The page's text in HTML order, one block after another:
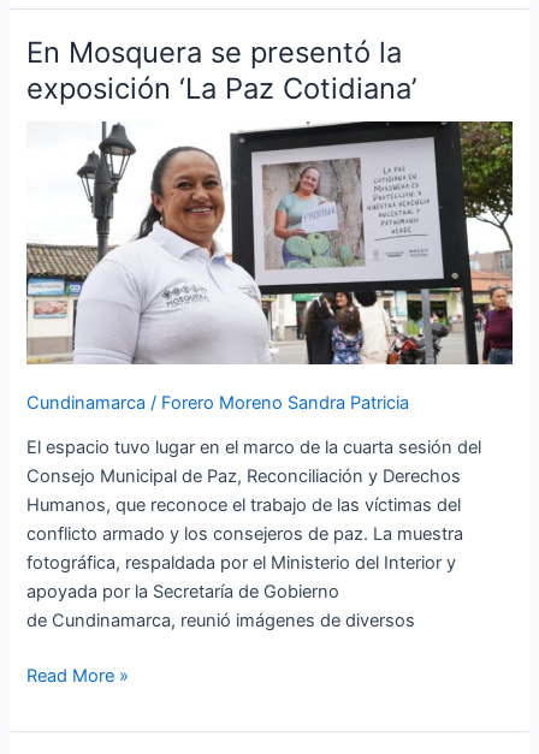
En Mosquera se presentó la
exposición ‘La Paz Cotidiana’
Cundinamarca / Forero Moreno Sandra Patricia
El espacio tuvo lugar en el marco de la cuarta sesión del
Consejo Municipal de Paz, Reconciliación y Derechos
Humanos, que reconoce el trabajo de las víctimas del
conflicto armado y los consejeros de paz. La muestra
fotográfica, respaldada por el Ministerio del Interior y
apoyada por la Secretaría de Gobierno
de Cundinamarca, reunió imágenes de diversos
En
se
exposición
Paz
Cotidiana’
Read More »